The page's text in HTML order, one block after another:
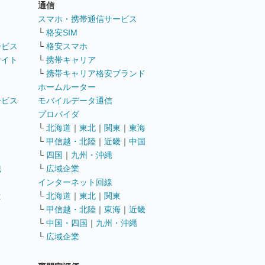
ス
ト
ス
通信
スマホ・携帯通信サービス
└ 格安SIM
└ 格安スマホ
└ 携帯キャリア
└ 携帯キャリア格安ブランド
ホームルーター
モバイルデータ通信
プロバイダ
└ 北海道 ｜ 東北 ｜ 関東 ｜ 東海
└ 甲信越・北陸 ｜ 近畿 ｜ 中国
└ 四国 ｜ 九州・沖縄
└ 広域企業
インターネット回線
└ 北海道 ｜ 東北 ｜ 関東
└ 甲信越・北陸 ｜ 東海 ｜ 近畿
└ 中国・四国 ｜ 九州・沖縄
└ 広域企業